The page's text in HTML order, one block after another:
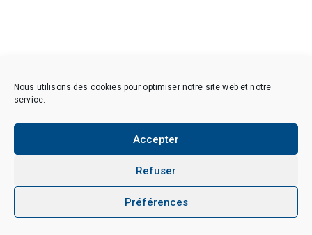
Nous utilisons des cookies pour optimiser notre site web et notre
service.
Accepter
Refuser
Préférences